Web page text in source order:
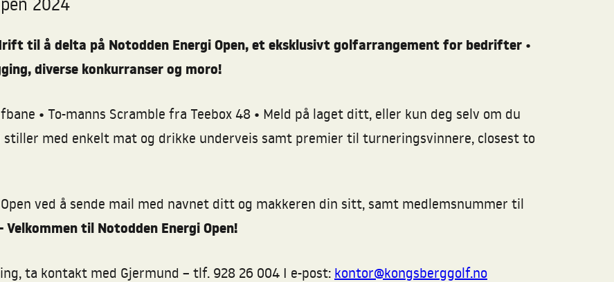
til å delta på Notodden Energi Open, et eksklusivt golfarrangement for bedrifter•
diverse konkurranser og moro!
• To-manns Scramble fra Teebox 48 • Meld på laget ditt, eller kun deg selv om du
stiller med enkelt mat og drikke underveis samt premier til turneringsvinnere, closest to
ved å sende mail med navnet ditt og makkeren din sitt, samt medlemsnummer til
Velkommen til Notodden Energi Open!
ta kontakt med Gjermund – tlf. 928 26 004 I e-post: kontor@kongsberggolf.no